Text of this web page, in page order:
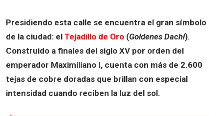
Presidiendo esta calle se encuentra el gran símbolo
de la ciudad: el Tejadillo de Oro (Goldenes Dachl).
Construido a finales del siglo XV por orden del
emperador Maximiliano I, cuenta con más de 2.600
tejas de cobre doradas que brillan con especial
intensidad cuando reciben la luz del sol.